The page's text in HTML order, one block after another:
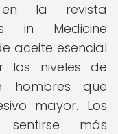
la revista
in Medicine
aceite esencial
los niveles de
hombres que
mayor. Los
sentirse más